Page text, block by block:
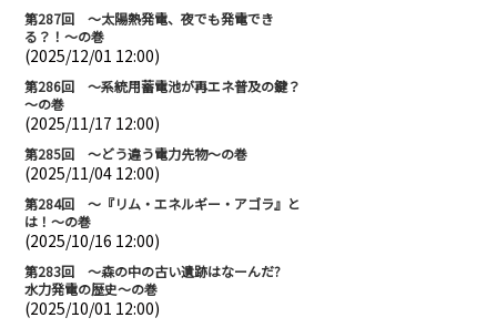
第287回 ～太陽熱発電、夜でも発電でき
る？！～の巻
(2025/12/01 12:00)
第286回 ～系統用蓄電池が再エネ普及の鍵？
～の巻
(2025/11/17 12:00)
第285回 ～どう違う電力先物～の巻
(2025/11/04 12:00)
第284回 ～『リム・エネルギー・アゴラ』と
は！～の巻
(2025/10/16 12:00)
第283回 ～森の中の古い遺跡はなーんだ?
水力発電の歴史～の巻
(2025/10/01 12:00)